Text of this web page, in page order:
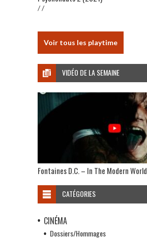
/ /
Voir tous les playtime
VIDÉO DE LA SEMAINE
Fontaines D.C. – In The Modern World
CATÉGORIES
CINÉMA
Dossiers/Hommages